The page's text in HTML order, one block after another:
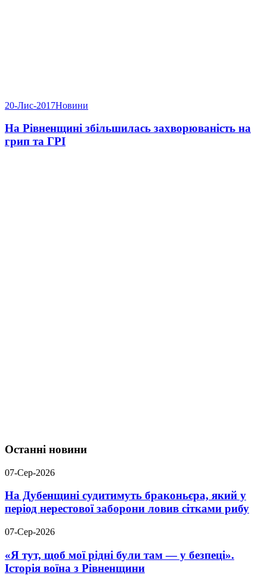
20-Лис-2017Новини
На Рівненщині збільшилась захворюваність на
грип та ГРІ
Останні новини
07-Сер-2026
На Дубенщині судитимуть браконьєра, який у
період нерестової заборони ловив сітками рибу
07-Сер-2026
«Я тут, щоб мої рідні були там — у безпеці».
Історія воїна з Рівненщини